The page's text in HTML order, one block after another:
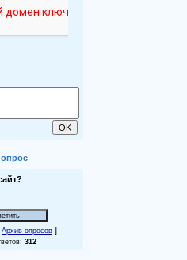
Архив опросов ]
312